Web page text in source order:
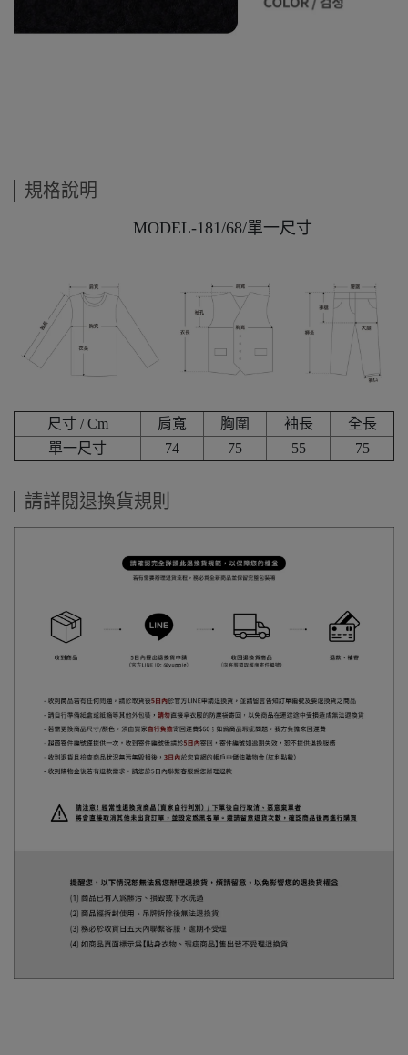
規格說明
MODEL-181/68/單一尺寸
尺寸 / Cm 肩寬 胸圍 袖長
全長
單一尺寸
74 75 55 75
請詳閱退換貨規則